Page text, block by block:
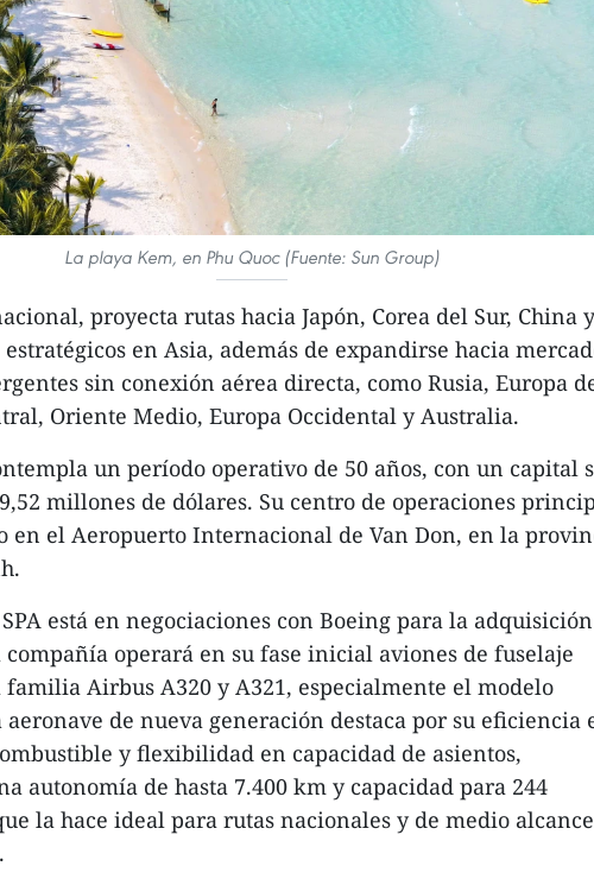
La playa Kem, en Phu Quoc (Fuente: Sun Group)
proyecta rutas hacia Japón, Corea del Sur, China y
en Asia, además de expandirse hacia
sin conexión aérea directa, como Rusia, Europa
Oriente Medio, Europa Occidental y Australia.
un período operativo de 50 años, con un capital
millones de dólares. Su centro de operaciones
en el Aeropuerto Internacional de Van Don, en la
está en negociaciones con Boeing para la
compañía operará en su fase inicial aviones de fuselaje
familia Airbus A320 y A321, especialmente el modelo
aeronave de nueva generación destaca por su eficiencia
y flexibilidad en capacidad de asientos,
autonomía de hasta 7.400 km y capacidad para 244
la hace ideal para rutas nacionales y de medio alcance